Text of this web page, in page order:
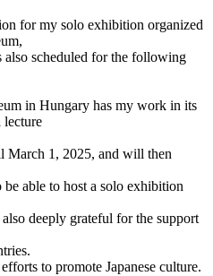
for my solo exhibition organized
scheduled for the following
in Hungary has my work in its
1, 2025, and will then
able to host a solo exhibition
deeply grateful for the support
to promote Japanese culture.